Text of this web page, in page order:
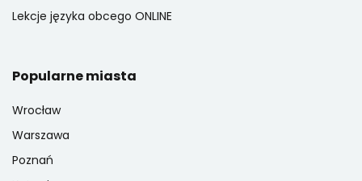
Lekcje języka obcego ONLINE
Popularne miasta
Wrocław
Warszawa
Poznań